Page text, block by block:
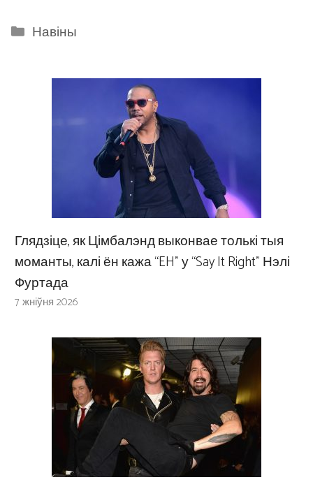
Categories
Навіны
Глядзіце, як Цімбалэнд выконвае толькі тыя
моманты, калі ён кажа “EH” у “Say It Right” Нэлі
Фуртада
7 жніўня 2026